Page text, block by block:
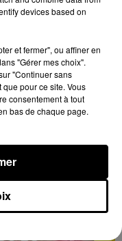
LES BAS-
DE «...
l'auditorium Samuel
de Blois (Loir-et-
temps de « Jack...
devices based on
et fermer", ou affiner en
"Gérer mes choix".
"Continuer sans
pour ce site. Vous
consentement à tout
bas de chaque page.